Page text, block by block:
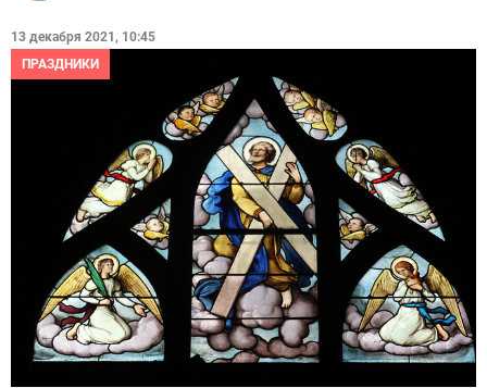
13 декабря 2021, 10:45
ПРАЗДНИКИ